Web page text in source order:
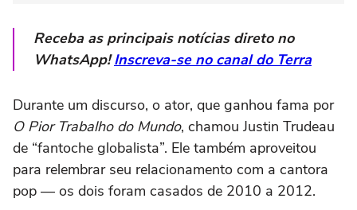
Receba as principais notícias direto no
WhatsApp!Inscreva-se no canal do Terra
Durante um discurso, o ator, que ganhou fama por
O Pior Trabalho do Mundo, chamou Justin Trudeau
de “fantoche globalista”. Ele também aproveitou
para relembrar seu relacionamento com a cantora
pop — os dois foram casados de 2010 a 2012.